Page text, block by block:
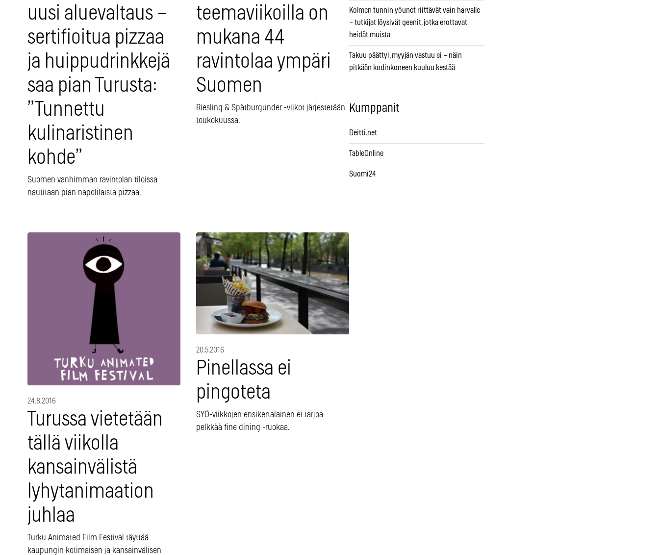
uusi aluevaltaus –
sertifioitua pizzaa
ja huippudrinkkejä
saa pian Turusta:
”Tunnettu
kulinaristinen
kohde”
Suomen vanhimman ravintolan tiloissa
nautitaan pian napolilaista pizzaa.
teemaviikoilla on
mukana 44
ravintolaa ympäri
Suomen
Riesling & Spätburgunder -viikot järjestetään
toukokuussa.
24.8.2016
Turussa vietetään
tällä viikolla
kansainvälistä
lyhytanimaation
juhlaa
Turku Animated Film Festival täyttää
kaupungin kotimaisen ja kansainvälisen
20.5.2016
Pinellassa ei
pingoteta
SYÖ-viikkojen ensikertalainen ei tarjoa
pelkkää fine dining -ruokaa.
Kolmen tunnin yöunet riittävät vain harvalle
– tutkijat löysivät geenit, jotka erottavat
heidät muista
Takuu päättyi, myyjän vastuu ei – näin
pitkään kodinkoneen kuuluu kestää
Kumppanit
Deitti.net
TableOnline
Suomi24